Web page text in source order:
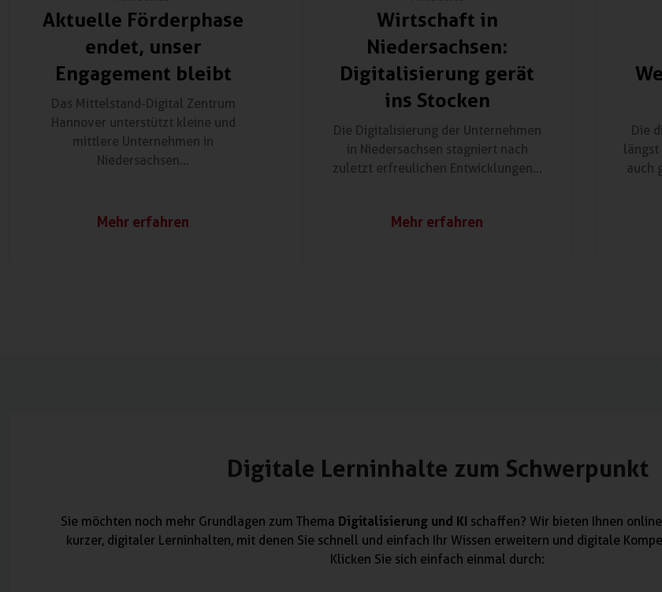
Aktuelle Förderphase
endet, unser
Engagement bleibt
Das Mittelstand-Digital Zentrum
Hannover unterstützt kleine und
mittlere Unternehmen in
Niedersachsen...
Mehr erfahren
Wirtschaft in
Niedersachsen:
Digitalisierung gerät
ins Stocken
Die Digitalisierung der Unternehmen
in Niedersachsen stagniert nach
zuletzt erfreulichen Entwicklungen...
Mehr erfahren
Die
auch
Digitale Lerninhalte zum Schwerpunkt
Sie möchten noch mehr Grundlagen zum Thema Digitalisierung und KI schaffen? Wir bieten Ihnen
kurzer, digitaler Lerninhalten, mit denen Sie schnell und einfach Ihr Wissen erweitern und digitale
Klicken Sie sich einfach einmal durch: